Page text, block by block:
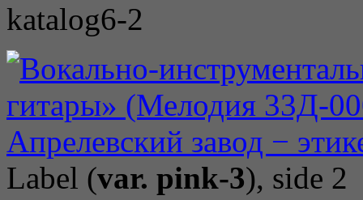
katalog6-2
Label (var. pink-3), side 2